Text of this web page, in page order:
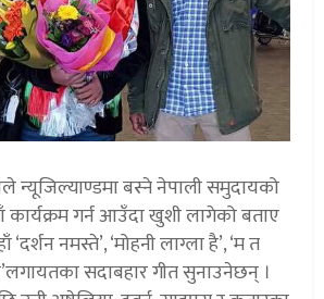
बस्ने नेपाली समुदायको
कार्यक्रम गर्न आउँदा खुशी लागेको बताए
नमस्ते’, ‘मोहनी लाग्ला है’, ‘म त
सदाबहार गीत सुनाउनेछन् ।